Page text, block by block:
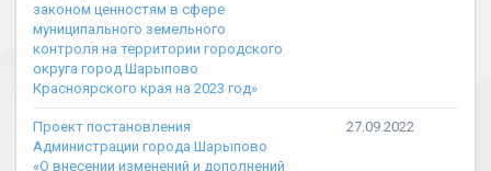
законом ценностям в сфере
муниципального земельного
контроля на территории городского
округа город Шарыпово
Красноярского края на 2023 год»
Проект постановления
Администрации города Шарыпово
«О внесении изменений и дополнений
27.09.2022